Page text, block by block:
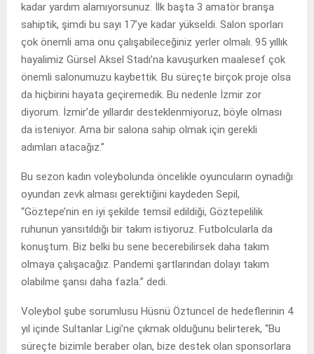
kadar yardım alamıyorsunuz. İlk başta 3 amatör branşa
sahiptik, şimdi bu sayı 17’ye kadar yükseldi. Salon sporları
çok önemli ama onu çalışabileceğiniz yerler olmalı. 95 yıllık
hayalimiz Gürsel Aksel Stadı’na kavuşurken maalesef çok
önemli salonumuzu kaybettik. Bu süreçte birçok proje olsa
da hiçbirini hayata geçiremedik. Bu nedenle İzmir zor
diyorum. İzmir’de yıllardır desteklenmiyoruz, böyle olması
da isteniyor. Ama bir salona sahip olmak için gerekli
adımları atacağız.”
Bu sezon kadın voleybolunda öncelikle oyuncuların oynadığı
oyundan zevk alması gerektiğini kaydeden Sepil,
“Göztepe’nin en iyi şekilde temsil edildiği, Göztepelilik
ruhunun yansıtıldığı bir takım istiyoruz. Futbolcularla da
konuştum. Biz belki bu sene becerebilirsek daha takım
olmaya çalışacağız. Pandemi şartlarından dolayı takım
olabilme şansı daha fazla.” dedi.
Voleybol şube sorumlusu Hüsnü Öztuncel de hedeflerinin 4
yıl içinde Sultanlar Ligi’ne çıkmak olduğunu belirterek, “Bu
süreçte bizimle beraber olan, bize destek olan sponsorlara